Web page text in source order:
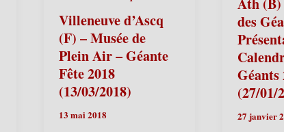
carnaval
(04/05/2025)
Baptême
Jean
Gab’lou
2019
(18/05/
Villeneuve d’Ascq
(F) – Musée de
Plein Air – Géante
Fête 2018
(13/03/2018)
13 mai 2018
des
Géants
(27/01/
27 janvier